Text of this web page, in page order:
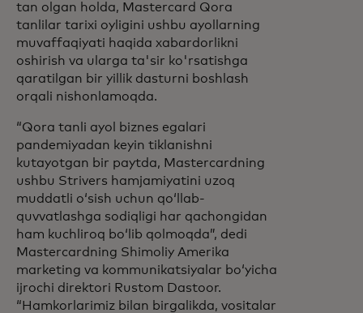
tan olgan holda, Mastercard Qora
tanlilar tarixi oyligini ushbu ayollarning
muvaffaqiyati haqida xabardorlikni
oshirish va ularga ta'sir ko'rsatishga
qaratilgan bir yillik dasturni boshlash
orqali nishonlamoqda.
“Qora tanli ayol biznes egalari
pandemiyadan keyin tiklanishni
kutayotgan bir paytda, Mastercardning
ushbu Strivers hamjamiyatini uzoq
muddatli oʻsish uchun qoʻllab-
quvvatlashga sodiqligi har qachongidan
ham kuchliroq boʻlib qolmoqda”, dedi
Mastercardning Shimoliy Amerika
marketing va kommunikatsiyalar boʻyicha
ijrochi direktori Rustom Dastoor.
“Hamkorlarimiz bilan birgalikda, vositalar